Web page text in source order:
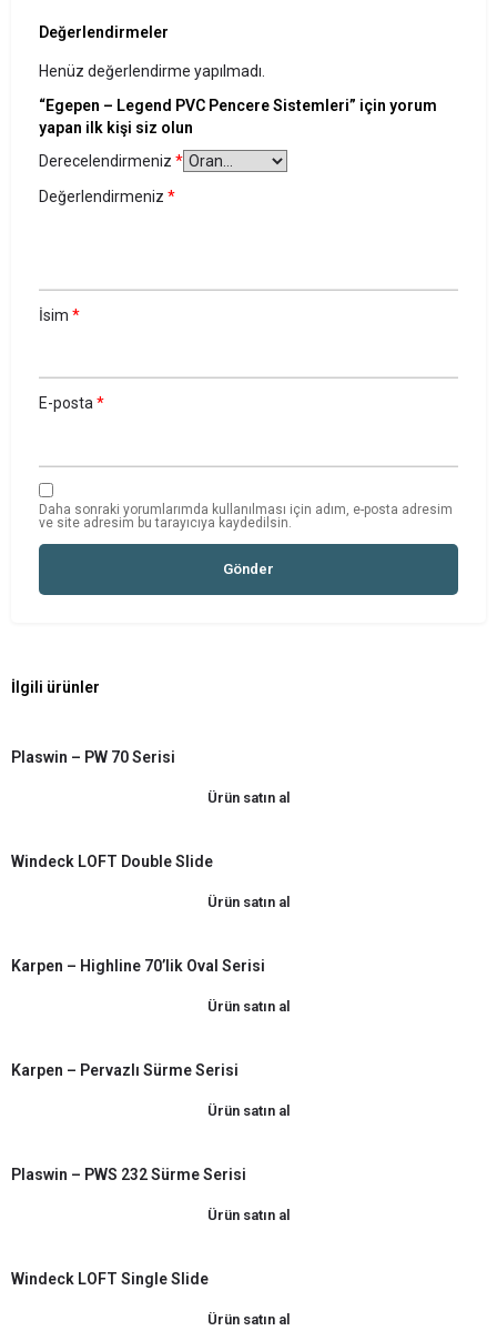
Değerlendirmeler
Henüz değerlendirme yapılmadı.
“Egepen – Legend PVC Pencere Sistemleri” için yorum
yapan ilk kişi siz olun
Derecelendirmeniz *
Değerlendirmeniz *
İsim *
E-posta *
Daha sonraki yorumlarımda kullanılması için adım, e-posta adresim
ve site adresim bu tarayıcıya kaydedilsin.
İlgili ürünler
Plaswin – PW 70 Serisi
Ürün satın al
Windeck LOFT Double Slide
Ürün satın al
Karpen – Highline 70’lik Oval Serisi
Ürün satın al
Karpen – Pervazlı Sürme Serisi
Ürün satın al
Plaswin – PWS 232 Sürme Serisi
Ürün satın al
Windeck LOFT Single Slide
Ürün satın al